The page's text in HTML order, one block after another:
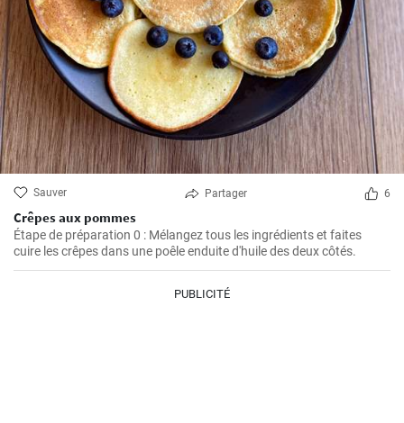
Sauver Partager 6
Crêpes aux pommes
Étape de préparation 0 : Mélangez tous les ingrédients et faites
cuire les crêpes dans une poêle enduite d'huile des deux côtés.
PUBLICITÉ